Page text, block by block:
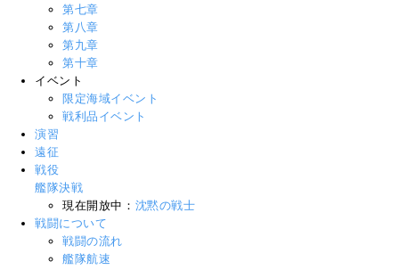
第七章
第八章
第九章
第十章
イベント
限定海域イベント
戦利品イベント
演習
遠征
戦役
艦隊決戦
現在開放中： 沈黙の戦士
戦闘について
戦闘の流れ
艦隊航速